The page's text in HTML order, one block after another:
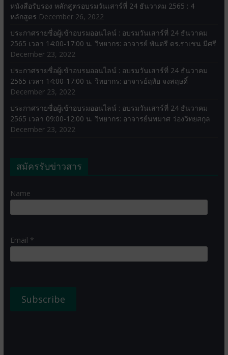
หนังสือรับรอง หลักสูตรอบรมวันเสาร์ที่ 24 ธันวาคม 2565 : 4
หลักสูตร December 26, 2022
ประกาศรายชื่อผู้เข้าอบรมออนไลน์ : อบรมวันเสาร์ที่ 24 ธันวาคม
2565 เวลา 14:00-17:00 น. วิทยากร: อาจารย์ พันตรี ดร.ราเชน มีศรี
December 23, 2022
ประกาศรายชื่อผู้เข้าอบรมออนไลน์ : อบรมวันเสาร์ที่ 24 ธันวาคม
2565 เวลา 14:00-17:00 น. วิทยากร: อาจารย์ฤทัย จงสฤษดิ์
December 23, 2022
ประกาศรายชื่อผู้เข้าอบรมออนไลน์ : อบรมวันเสาร์ที่ 24 ธันวาคม
2565 เวลา 09:00-12:00 น. วิทยากร: อาจารย์นพมาศ ว่องวิทยสกุล
December 23, 2022
สมัครรับข่าวสาร
Name
Email *